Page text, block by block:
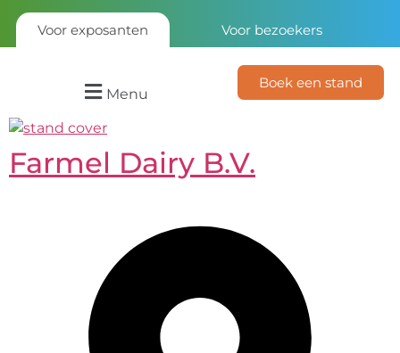
Voor exposanten Voor bezoekers
Menu
Boek een stand
Farmel Dairy B.V.